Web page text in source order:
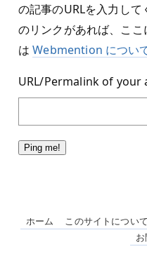
の記事のURLを入力し
のリンクがあれば、こ
はWebmention につい
URL/Permalink of your
ホーム このサイトについて